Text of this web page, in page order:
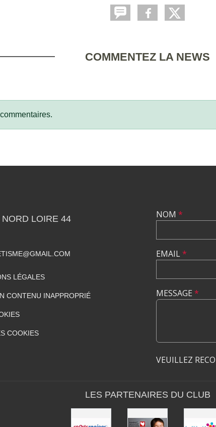
COMMENTEZ LA NEWS
LOIRE 44
LÉGALES
CONTENU INAPPROPRIÉ
COOKIES
NOM *
EMAIL*
MESSAGE *
VEUILLEZ
LES PARTENAIRES DU CLUB